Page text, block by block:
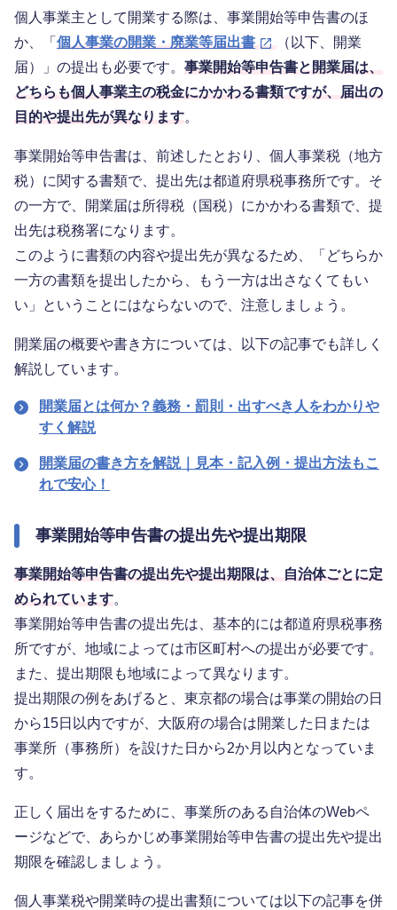
個人事業主として開業する際は、事業開始等申告書のほ
か、「 個人事業の開業・廃業等届出書
（以下、開業
届）」の提出も必要です。 事業開始等申告書と開業届は、
どちらも個人事業主の税金にかかわる書類ですが、届出の
目的や提出先が異なります。
事業開始等申告書は、前述したとおり、個人事業税（地方
税）に関する書類で、提出先は都道府県税事務所です。そ
の一方で、開業届は所得税（国税）にかかわる書類で、提
出先は税務署になります。
このように書類の内容や提出先が異なるため、「どちらか
一方の書類を提出したから、もう一方は出さなくてもい
い」ということにはならないので、注意しましょう。
開業届の概要や書き方については、以下の記事でも詳しく
解説しています。
開業届とは何か？義務・罰則・出すべき人をわかりや
すく解説
開業届の書き方を解説｜見本・記入例・提出方法もこ
れで安心！
事業開始等申告書の提出先や提出期限
事業開始等申告書の提出先や提出期限は、自治体ごとに定
められています。
事業開始等申告書の提出先は、基本的には都道府県税事務
所ですが、地域によっては市区町村への提出が必要です。
また、提出期限も地域によって異なります。
提出期限の例をあげると、東京都の場合は事業の開始の日
から15日以内ですが、大阪府の場合は開業した日または
事業所（事務所）を設けた日から2か月以内となっていま
す。
正しく届出をするために、事業所のある自治体のWebペ
ージなどで、あらかじめ事業開始等申告書の提出先や提出
期限を確認しましょう。
個人事業税や開業時の提出書類については以下の記事を併